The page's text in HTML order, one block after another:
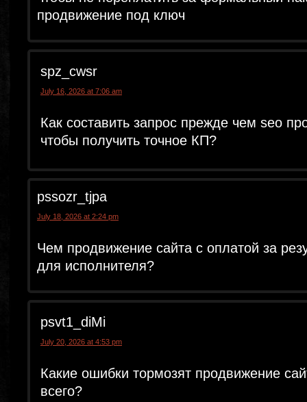
продвижение под ключ
spz_cwsr
July 16, 2026 at 7:06 am
Как составить запрос прежде чем seo
чтобы получить точное КП?
pssozr_tjpa
July 18, 2026 at 2:24 pm
Чем продвижение сайта с оплатой за
для исполнителя?
psvt1_diMi
July 20, 2026 at 4:53 pm
Какие ошибки тормозят продвижение
всего?